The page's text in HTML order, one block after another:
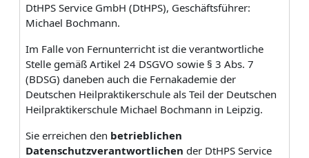
DtHPS Service GmbH (DtHPS), Geschäftsführer:
Michael Bochmann.
Im Falle von Fernunterricht ist die verantwortliche
Stelle gemäß Artikel 24 DSGVO sowie § 3 Abs. 7
(BDSG) daneben auch die Fernakademie der
Deutschen Heilpraktikerschule als Teil der Deutschen
Heilpraktikerschule Michael Bochmann in Leipzig.
Sie erreichen den betrieblichen
Datenschutzverantwortlichen der DtHPS Service